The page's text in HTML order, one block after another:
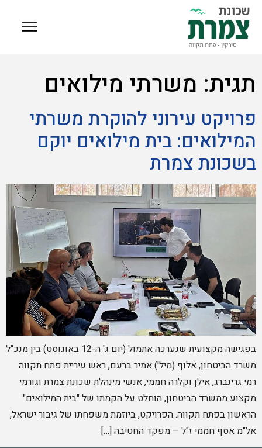
תגית: משרתי מילואים
פרויקט עירוני להוקרת משרתי
המילואים: בית מילואים יוקם
בשכונת צמרת
בפגישה מקצועית שנערכה אתמול (יום ג' ה-12 באוגוסט) בין מנכ"ל
משרד הביטחון, אלוף (מיל') אמיר ברעם, ראש עיריית פתח תקווה
רמי גרינברג, אילן וקלרה חממי, אנשי מינהלת שכונת צמרת וגורמי
מקצוע ממשרד הביטחון, הוחלט על הקמתו של "בית המילואים"
הראשון בפתח תקווה. הפרויקט, ביוזמת משפחתו של גיבור ישראל,
אל"מ אסף חממי ז"ל – מפקד החטיבה […]